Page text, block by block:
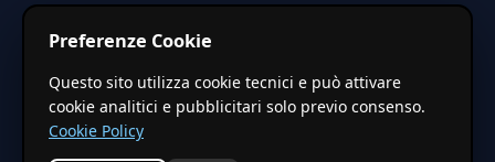
Le stime pubblicate sono calcolate tramite coefficienti
territoriali regionali applicati a valori base nazionali. Non
costituiscono preventivo ufficiale.
Preferenze Cookie
Questo sito utilizza cookie tecnici e può attivare
cookie analitici e pubblicitari solo previo consenso.
Cookie Policy